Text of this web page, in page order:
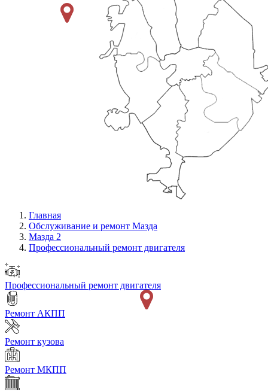
Главная
Обслуживание и ремонт Мазда
Мазда 2
Профессиональный ремонт двигателя
Профессиональный ремонт двигателя
Ремонт АКПП
Ремонт кузова
Ремонт МКПП